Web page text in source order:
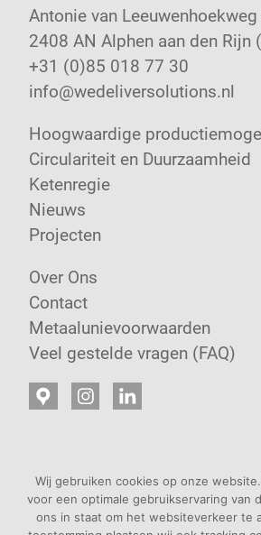
Antonie van
2408 AN Alphen aan den Rijn
+31 (0)85 018 77 30
info@wedeliversolutions.nl
Hoogwaardige
Circulariteit en Duurzaamheid
Ketenregie
Nieuws
Projecten
Over Ons
Contact
Metaalunievoorwaarden
Veel gestelde vragen (FAQ)
Wij gebruiken cookies op onze
voor een optimale gebruikservaring van
ons in staat om het websiteverkeer te